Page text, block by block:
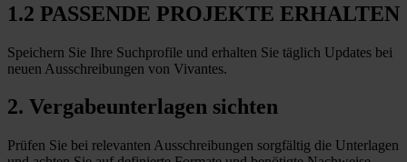
1.2 PASSENDE PROJEKTE ERHALTEN
Speichern Sie Ihre Suchprofile und erhalten Sie täglich Updates bei
neuen Ausschreibungen von Vivantes.
2. Vergabeunterlagen sichten
Prüfen Sie bei relevanten Ausschreibungen sorgfältig die Unterlagen